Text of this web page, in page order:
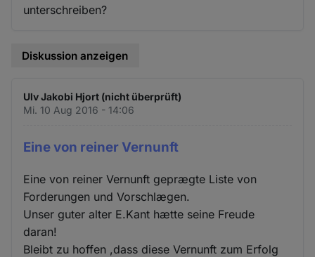
unterschreiben?
Diskussion anzeigen
Ulv Jakobi Hjort (nicht überprüft)
Mi. 10 Aug 2016 - 14:06
Eine von reiner Vernunft
Eine von reiner Vernunft geprægte Liste von
Forderungen und Vorschlægen.
Unser guter alter E.Kant hætte seine Freude
daran!
Bleibt zu hoffen ,dass diese Vernunft zum Erfolg